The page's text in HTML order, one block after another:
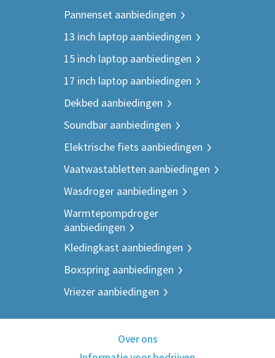
Pannenset aanbiedingen
13 inch laptop aanbiedingen
15 inch laptop aanbiedingen
17 inch laptop aanbiedingen
Dekbed aanbiedingen
Soundbar aanbiedingen
Elektrische fiets aanbiedingen
Vaatwastabletten aanbiedingen
Wasdroger aanbiedingen
Warmtepompdroger
aanbiedingen
Kledingkast aanbiedingen
Boxspring aanbiedingen
Vriezer aanbiedingen
Over ons